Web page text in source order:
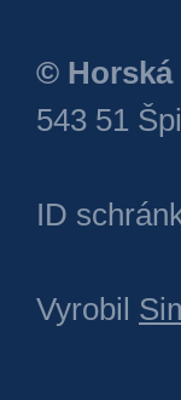
© Horská
543 51
ID
Vyrobil